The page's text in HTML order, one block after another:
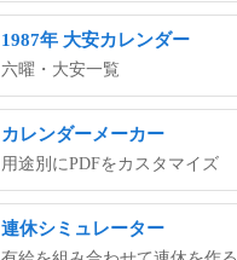
1987年 大安カレンダー
六曜・大安一覧
カレンダーメーカー
用途別にPDFをカスタマイズ
連休シミュレーター